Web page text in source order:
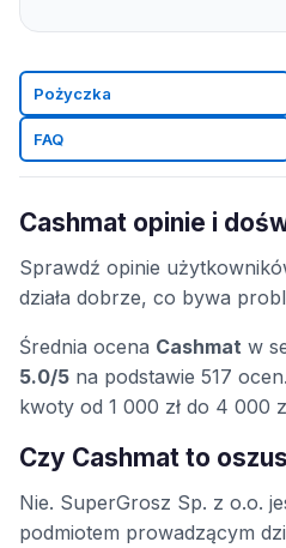
Pożyczka
FAQ
Cashmat opinie i
Sprawdź opinie
działa dobrze, co bywa
Średnia ocena Cashmat w
5.0/5 na podstawie 517
kwoty od 1 000 zł do 4 000
Czy Cashmat to
Nie. SuperGrosz Sp. z o.o.
podmiotem prowadzącym